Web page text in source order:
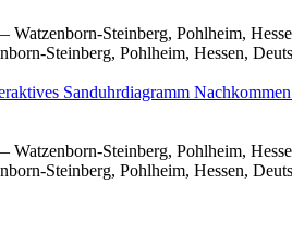
Watzenborn-Steinberg, Pohlheim,
Steinberg, Pohlheim, Hessen,
Sanduhrdiagramm Nachkommen
Watzenborn-Steinberg, Pohlheim,
Steinberg, Pohlheim, Hessen,